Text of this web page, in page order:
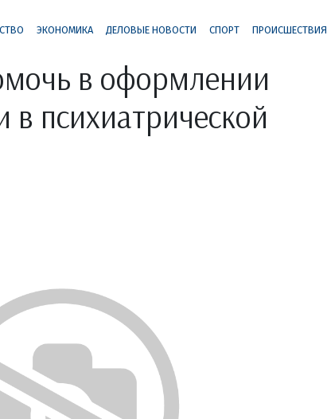
ЭКОНОМИКА ДЕЛОВЫЕ НОВОСТИ СПОРТ ПРОИСШЕСТВИЯ
в оформлении
психиатрической